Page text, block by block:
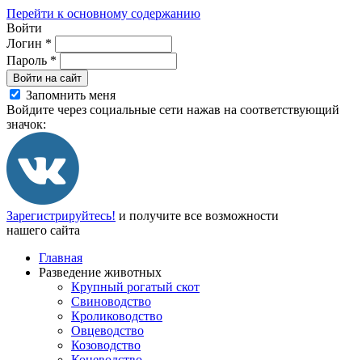
Перейти к основному содержанию
Войти
Логин *
Пароль *
Войти на сайт
Запомнить меня
Войдите через социальные сети нажав на соответствующий
значок:
Зарегистрируйтесь! и получите все возможности
нашего сайта
Главная
Разведение животных
Крупный рогатый скот
Свиноводство
Кролиководство
Овцеводство
Козоводство